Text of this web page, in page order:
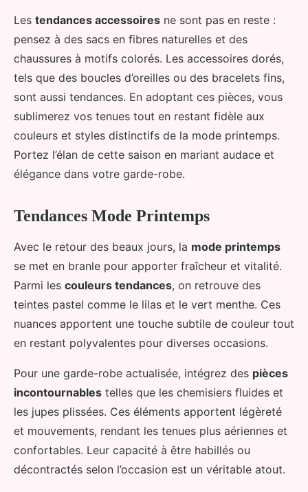
Les tendances accessoires ne sont pas en reste :
pensez à des sacs en fibres naturelles et des
chaussures à motifs colorés. Les accessoires dorés,
tels que des boucles d’oreilles ou des bracelets fins,
sont aussi tendances. En adoptant ces pièces, vous
sublimerez vos tenues tout en restant fidèle aux
couleurs et styles distinctifs de la mode printemps.
Portez l’élan de cette saison en mariant audace et
élégance dans votre garde-robe.
Tendances Mode Printemps
Avec le retour des beaux jours, la mode printemps
se met en branle pour apporter fraîcheur et vitalité.
Parmi les couleurs tendances, on retrouve des
teintes pastel comme le lilas et le vert menthe. Ces
nuances apportent une touche subtile de couleur tout
en restant polyvalentes pour diverses occasions.
Pour une garde-robe actualisée, intégrez des pièces
incontournables telles que les chemisiers fluides et
les jupes plissées. Ces éléments apportent légèreté
et mouvements, rendant les tenues plus aériennes et
confortables. Leur capacité à être habillés ou
décontractés selon l’occasion est un véritable atout.